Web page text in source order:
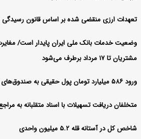
تعهدات ارزی منقضی شده بر اساس قانون
وضعیت خدمات بانک ملی ایران پایدار است/
مشتریان تا ۱۷ مرداد برطرف می‌شود
ورود ۵۸۶ میلیارد تومان پول حقیقی به صندوق‌های طلا
متخلفان دریافت تسهیلات با اسناد متقلبانه به
شاخص کل در آستانه قله ۵.۲ میلیون واحدی